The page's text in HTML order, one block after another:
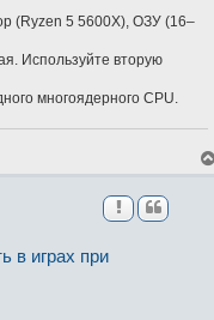
(Ryzen 5 5600X), ОЗУ (16–
Используйте вторую
многоядерного CPU.
в играх при